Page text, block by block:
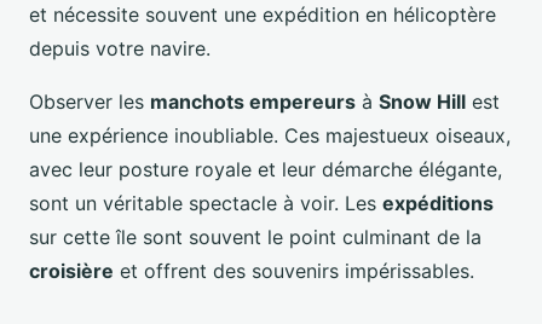
et nécessite souvent une expédition en hélicoptère
depuis votre navire.
Observer les manchots empereurs à Snow Hill est
une expérience inoubliable. Ces majestueux oiseaux,
avec leur posture royale et leur démarche élégante,
sont un véritable spectacle à voir. Les expéditions
sur cette île sont souvent le point culminant de la
croisière et offrent des souvenirs impérissables.